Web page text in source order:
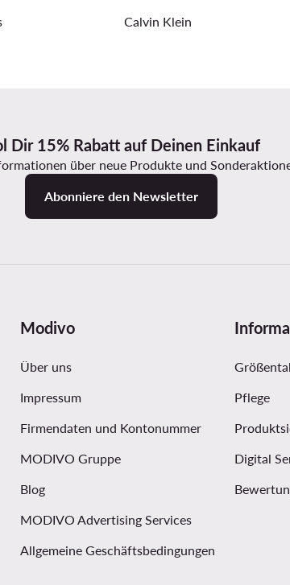
Calvin Klein
Dir 15% Rabatt auf Deinen Einkauf
über neue Produkte und
Abonniere den Newsletter
Modivo
Über uns
Impressum
Firmendaten und Kontonummer
MODIVO Gruppe
Blog
MODIVO Advertising Services
Allgemeine Geschäftsbedingungen
Pflege
Digital